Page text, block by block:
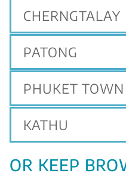
CHERNGTALAY
PATONG
PHUKET TOWN
KATHU
OR KEEP